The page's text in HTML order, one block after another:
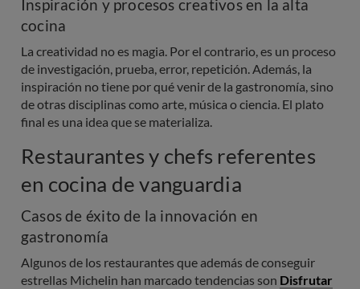
Inspiración y procesos creativos en la alta
cocina
La creatividad no es magia. Por el contrario, es un proceso
de investigación, prueba, error, repetición. Además, la
inspiración no tiene por qué venir de la gastronomía, sino
de otras disciplinas como arte, música o ciencia. El plato
final es una idea que se materializa.
Restaurantes y chefs referentes
en cocina de vanguardia
Casos de éxito de la innovación en
gastronomía
Algunos de los restaurantes que además de conseguir
estrellas Michelin han marcado tendencias son Disfrutar